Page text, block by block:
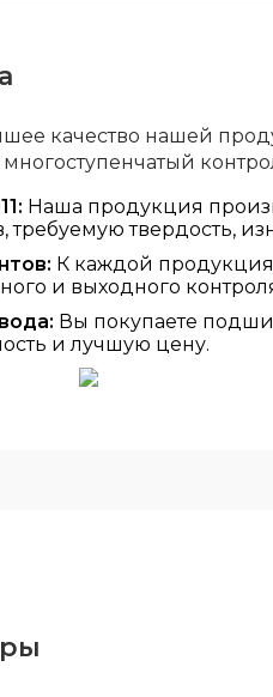
качество нашей
Наша продукция
требуемую твердость,
К каждой продукция
и выходного
Вы покупаете
и лучшую цену.